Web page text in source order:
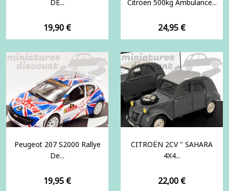
DE...
Prix
19,90 €
Citroen 500kg Ambulance...
Prix
24,95 €
Peugeot 207 S2000 Rallye
De...
Prix
19,95 €
CITROËN 2CV " SAHARA
4X4...
Prix
22,00 €